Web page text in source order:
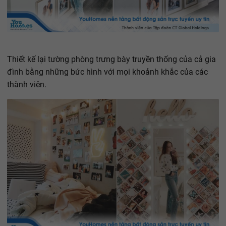
Thiết kế lại tường phòng trưng bày truyền thống của cả gia
đình bằng những bức hình với mọi khoảnh khắc của các
thành viên.